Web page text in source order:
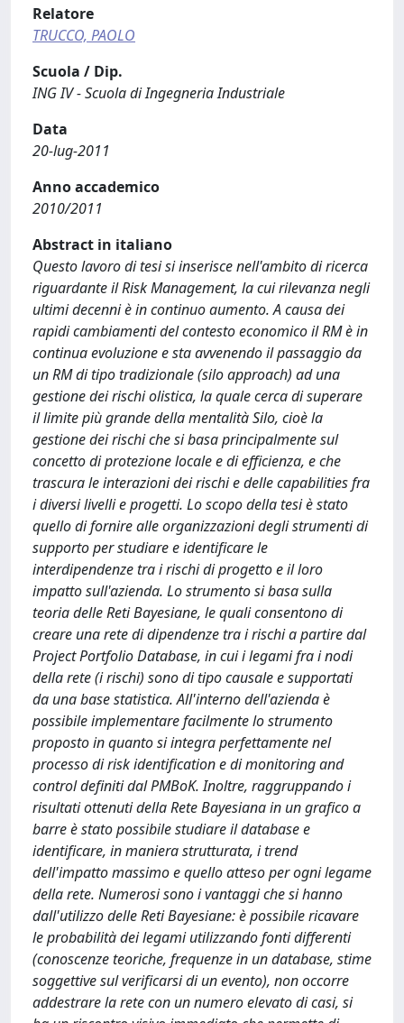
Relatore
TRUCCO, PAOLO
Scuola / Dip.
ING IV - Scuola di Ingegneria Industriale
Data
20-lug-2011
Anno accademico
2010/2011
Abstract in italiano
Questo lavoro di tesi si inserisce nell'ambito di ricerca
riguardante il Risk Management, la cui rilevanza negli
ultimi decenni è in continuo aumento. A causa dei
rapidi cambiamenti del contesto economico il RM è in
continua evoluzione e sta avvenendo il passaggio da
un RM di tipo tradizionale (silo approach) ad una
gestione dei rischi olistica, la quale cerca di superare
il limite più grande della mentalità Silo, cioè la
gestione dei rischi che si basa principalmente sul
concetto di protezione locale e di efficienza, e che
trascura le interazioni dei rischi e delle capabilities fra
i diversi livelli e progetti. Lo scopo della tesi è stato
quello di fornire alle organizzazioni degli strumenti di
supporto per studiare e identificare le
interdipendenze tra i rischi di progetto e il loro
impatto sull'azienda. Lo strumento si basa sulla
teoria delle Reti Bayesiane, le quali consentono di
creare una rete di dipendenze tra i rischi a partire dal
Project Portfolio Database, in cui i legami fra i nodi
della rete (i rischi) sono di tipo causale e supportati
da una base statistica. All'interno dell'azienda è
possibile implementare facilmente lo strumento
proposto in quanto si integra perfettamente nel
processo di risk identification e di monitoring and
control definiti dal PMBoK. Inoltre, raggruppando i
risultati ottenuti della Rete Bayesiana in un grafico a
barre è stato possibile studiare il database e
identificare, in maniera strutturata, i trend
dell'impatto massimo e quello atteso per ogni legame
della rete. Numerosi sono i vantaggi che si hanno
dall'utilizzo delle Reti Bayesiane: è possibile ricavare
le probabilità dei legami utilizzando fonti differenti
(conoscenze teoriche, frequenze in un database, stime
soggettive sul verificarsi di un evento), non occorre
addestrare la rete con un numero elevato di casi, si